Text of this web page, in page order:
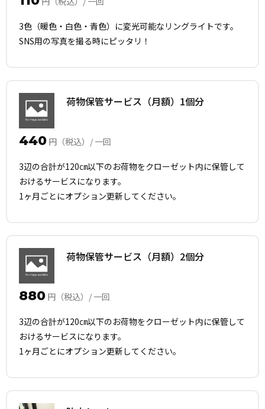
3色（暖色・白色・青色）に変光可能なリングライトです。
SNS用の写真を撮る時にピッタリ！
荷物保管サービス（月額）1個分
440 円（税込）/ 一回
3辺の合計が120㎝以下のお荷物をクローゼット内に保管して
おけるサービスになります。
1ヶ月ごとにオプション更新してください。
荷物保管サービス（月額）2個分
880 円（税込）/ 一回
3辺の合計が120㎝以下のお荷物をクローゼット内に保管して
おけるサービスになります。
1ヶ月ごとにオプション更新してください。